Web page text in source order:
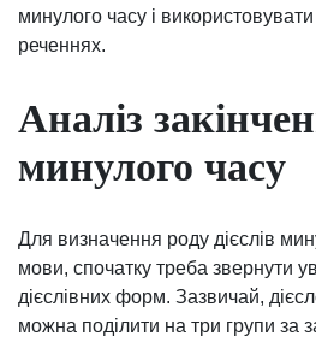
минулого часу і
реченнях.
Аналіз
минулого часу
Для визначення роду дієслів
мови, спочатку треба звернути
дієслівних форм. Зазвичай,
можна поділити на три групи за